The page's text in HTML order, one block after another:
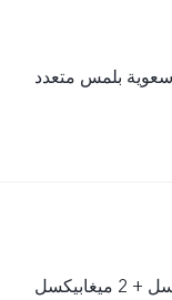
بلمس متعدد